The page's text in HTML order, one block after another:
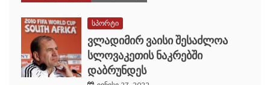
სპორტი
ვლადიმირ ვაისი შესაძლოა
სლოვაკეთის ნაკრებში
დაბრუნდეს